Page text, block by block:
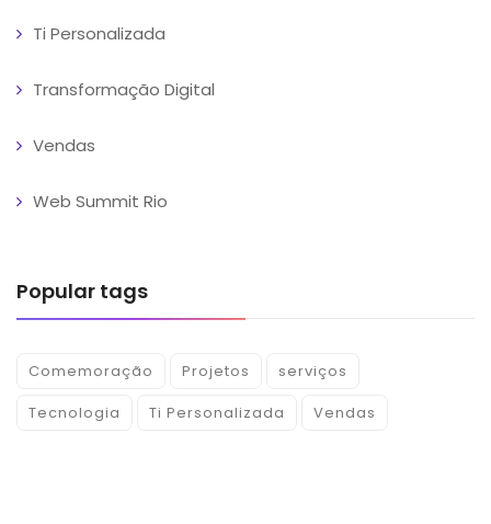
Ti Personalizada
Transformação Digital
Vendas
Web Summit Rio
Popular tags
Comemoração Projetos
serviços
Tecnologia
Ti Personalizada Vendas